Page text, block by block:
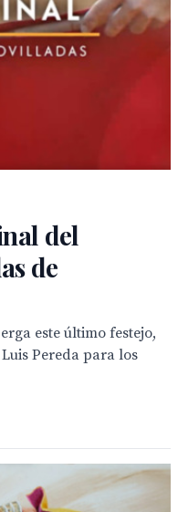
del
de
este último festejo,
Pereda para los